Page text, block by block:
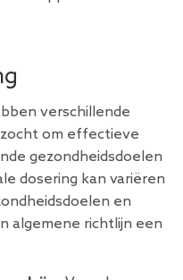
verschillende
om effectieve
gezondheidsdoelen
dosering kan variëren
en
algemene richtlijn een